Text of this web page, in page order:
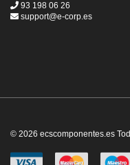
93 198 06 26
support@e-corp.es
© 2026 ecscomponentes.es